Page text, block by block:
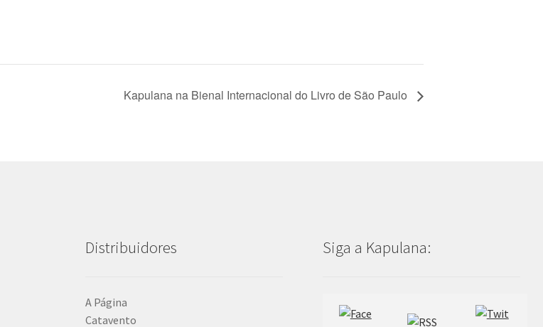
Kapulana na Bienal Internacional do Livro de São Paulo
Distribuidores
A Página
Catavento
Siga a Kapulana: